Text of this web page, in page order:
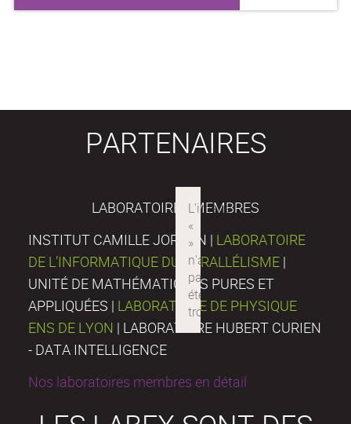
PARTENAIRES
LABORATOIRES MEMBRES
INSTITUT CAMILLE JORDAN | LABORATOIRE
DE L’INFORMATIQUE DU PARALLÉLISME |
UNITÉ DE MATHÉMATIQUES PURES ET
APPLIQUÉES | LABORATOIRE DE PHYSIQUE
ENS DE LYON | LABORATOIRE HUBERT CURIEN
- DATA INTELLIGENCE
Nos laboratoires membres en détail